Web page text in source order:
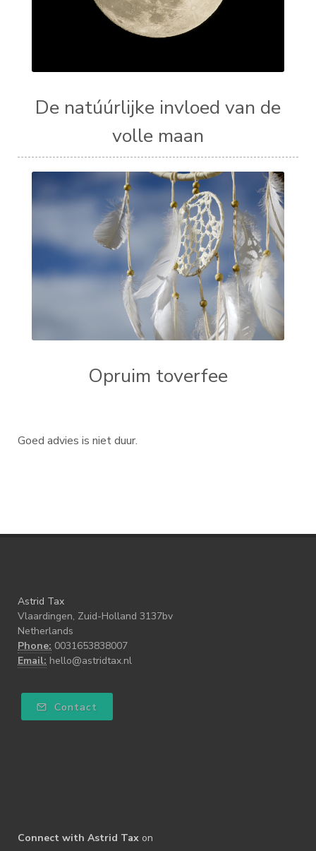
De natúúrlijke invloed van de
volle maan
Opruim toverfee
Goed advies is niet duur.
Astrid Tax
Vlaardingen, Zuid-Holland 3137bv
Netherlands
Phone: 0031653838007
Email: hello@astridtax.nl
Contact
Connect with Astrid Tax on